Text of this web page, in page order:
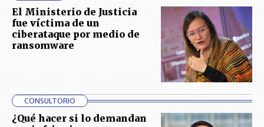
El Ministerio de Justicia
fue víctima de un
ciberataque por medio de
ransomware
CONSULTORIO
¿Qué hacer si lo demandan